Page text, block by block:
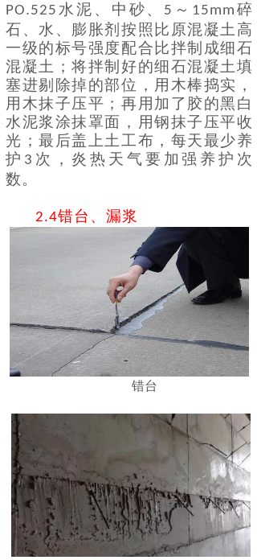
PO.525 水泥、中砂、 5 ～ 15mm 碎
石、水、膨胀剂按照比原混凝土高
一级的标号强度配合比拌制成细石
混凝土；将拌制好的细石混凝土填
塞进剔除掉的部位，用木棒捣实，
用木抹子压平；再用加了胶的黑白
水泥浆涂抹罩面，用钢抹子压平收
光；最后盖上土工布，每天最少养
护 3 次，炎热天气要加强养护次
数。
2.4错台、漏浆
错台